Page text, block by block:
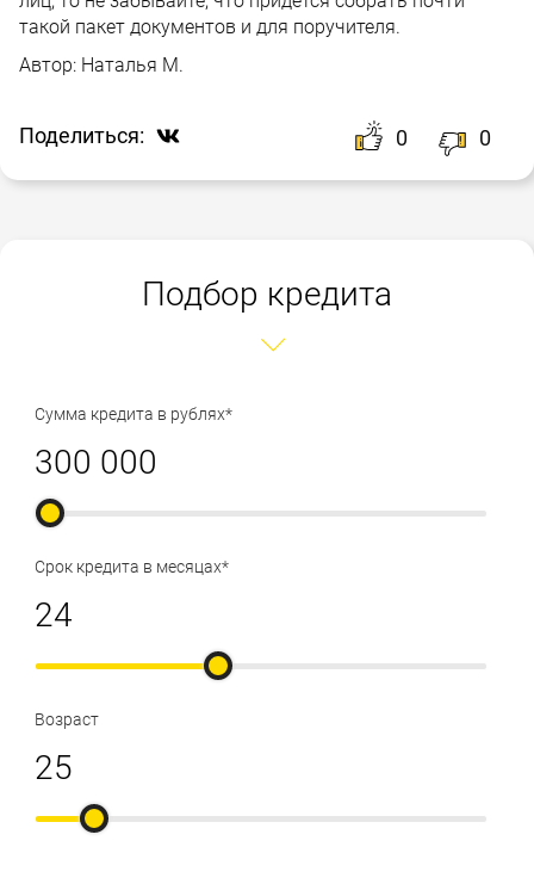
такой пакет документов и для поручителя.
Автор: Наталья М.
Поделиться: 0 0
Подбор кредита
Сумма кредита в рублях*
Срок кредита в месяцах*
Возраст